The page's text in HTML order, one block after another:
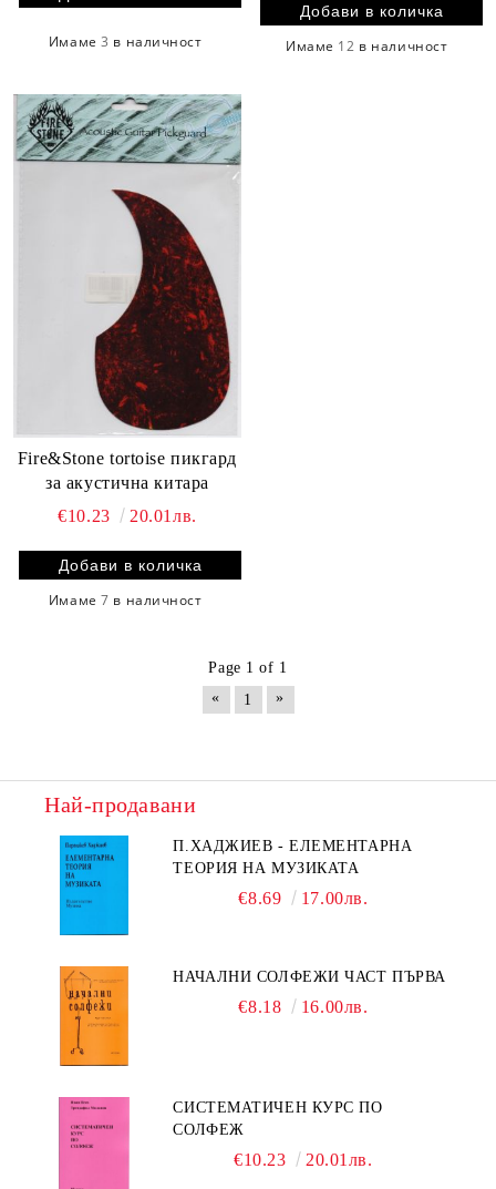
Имаме3 в наличност Имаме 12 в наличност
Fire&Stone tortoise пикгард
за акустична китара
€10.23
20.01лв.
Имаме7 в наличност
Page 1 of 1
«
1 »
Най-продавани
П.ХАДЖИЕВ - ЕЛЕМЕНТАРНА
ТЕОРИЯ НА МУЗИКАТА
€8.69 17.00лв.
НАЧАЛНИ СОЛФЕЖИ ЧАСТ ПЪРВА
€8.18 16.00лв.
СИСТЕМАТИЧЕН КУРС ПО
СОЛФЕЖ
€10.23 20.01лв.